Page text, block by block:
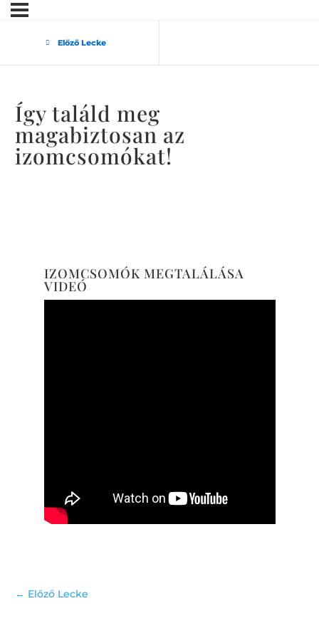
Előző Lecke
Így találd meg
magabiztosan az
izomcsomókat!
IZOMCSOMÓK MEGTALÁLÁSA
VIDEÓ
← Előző Lecke